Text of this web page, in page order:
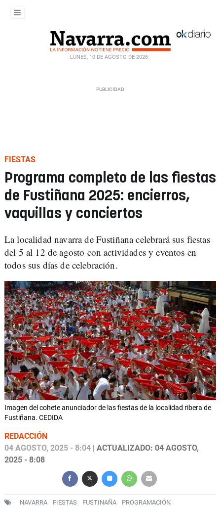
LUNES, 10 DE AGOSTO DE 2026
FIESTAS
Programa completo de las fiestas
de Fustiñana 2025: encierros,
vaquillas y conciertos
La localidad navarra de Fustiñana celebrará sus fiestas
del 5 al 12 de agosto con actividades y eventos en
todos sus días de celebración.
Imagen del cohete anunciador de las fiestas de la localidad ribera de
Fustiñana. CEDIDA
REDACCIÓN
04 AGOSTO, 2025 - 8:04 | ACTUALIZADO: 04 AGOSTO,
2025 - 8:08
NAVARRA FIESTAS FUSTINAÑA PROGRAMACIÓN